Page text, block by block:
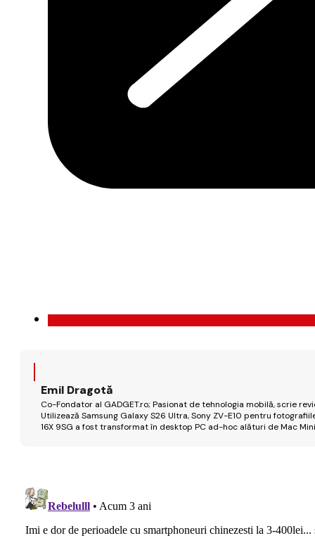
Emil Dragotă
Co-Fondator al GADGET.ro; Pasionat de tehnologia mobilă, scrie
Utilizează Samsung Galaxy S26 Ultra, Sony ZV-E10 pentru
16X 9SG a fost transformat în desktop PC ad-hoc alături de Mac